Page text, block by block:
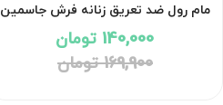
مام رول ضد تعریق زنانه فرش جاسمین
ویت یو140,000 تومان
169,900 تومان